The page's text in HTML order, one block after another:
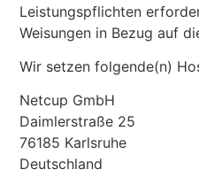
Leistungspflichten
Weisungen in Bezug auf
Wir setzen folgende(n)
Netcup GmbH
Daimlerstraße 25
76185 Karlsruhe
Deutschland